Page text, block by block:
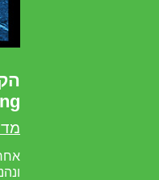
מדובב 90